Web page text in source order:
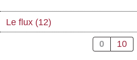
Boutique
Le flux (12)
0 10